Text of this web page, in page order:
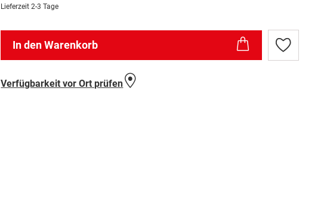
Lieferzeit 2-3 Tage
In den Warenkorb
Zur
Wunschliste
Verfügbarkeit vor Ort prüfen